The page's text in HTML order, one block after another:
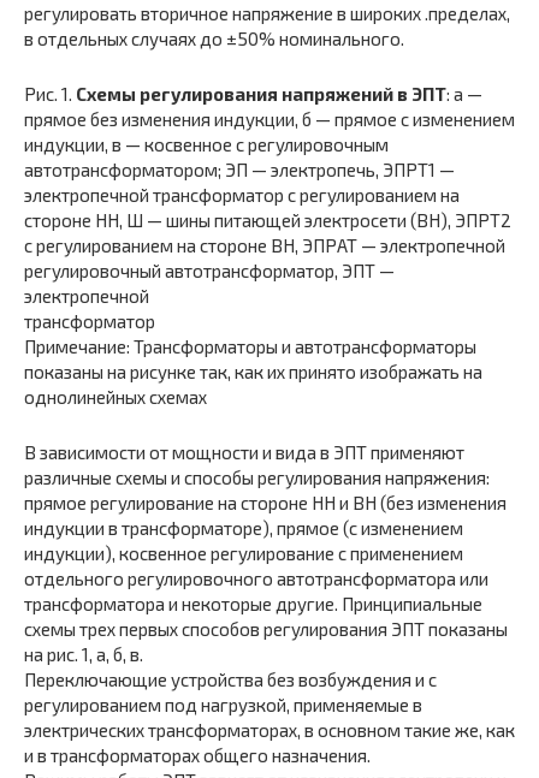
регулировать вторичное напряжение в широких .пределах,
в отдельных случаях до ±50% номинального.
Рис. 1. Схемы регулирования напряжений в ЭПТ: а —
прямое без изменения индукции, б — прямое с изменением
индукции, в — косвенное с регулировочным
автотрансформатором; ЭП — электропечь, ЭПРТ1 —
электропечной трансформатор с регулированием на
стороне НН, Ш — шины питающей электросети (ВН), ЭПРТ2
с регулированием на стороне ВН, ЭПРАТ — электропечной
регулировочный автотрансформатор, ЭПТ —
электропечной
трансформатор
Примечание: Трансформаторы и автотрансформаторы
показаны на рисунке так, как их принято изображать на
однолинейных схемах
В зависимости от мощности и вида в ЭПТ применяют
различные схемы и способы регулирования напряжения:
прямое регулирование на стороне НН и ВН (без изменения
индукции в трансформаторе), прямое (с изменением
индукции), косвенное регулирование с применением
отдельного регулировочного автотрансформатора или
трансформатора и некоторые другие. Принципиальные
схемы трех первых способов регулирования ЭПТ показаны
на рис. 1, а, б, в.
Переключающие устройства без возбуждения и с
регулированием под нагрузкой, применяемые в
электрических трансформаторах, в основном такие же, как
и в трансформаторах общего назначения.